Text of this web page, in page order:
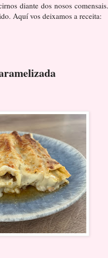
diante dos nosos comensais.
Aquí vos deixamos a receita: